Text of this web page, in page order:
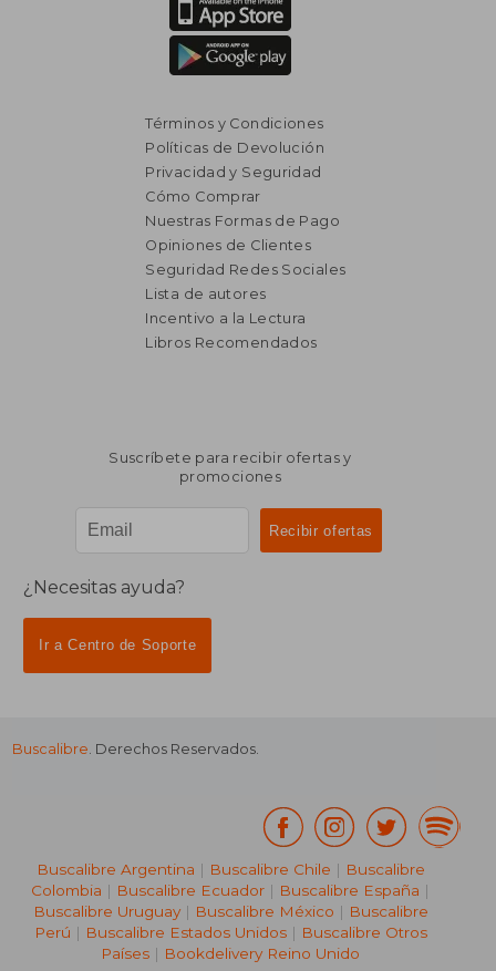
Términos y Condiciones
Políticas de Devolución
Privacidad y Seguridad
Cómo Comprar
Nuestras Formas de Pago
Opiniones de Clientes
Seguridad Redes Sociales
Lista de autores
Incentivo a la Lectura
Libros Recomendados
Suscríbete para recibir ofertas y
promociones
¿Necesitas ayuda?
Ir a Centro de Soporte
Buscalibre . Derechos Reservados.
Buscalibre Argentina | Buscalibre Chile | Buscalibre
Colombia | Buscalibre Ecuador | Buscalibre España |
Buscalibre Uruguay| Buscalibre México | Buscalibre
Perú | Buscalibre Estados Unidos| Buscalibre Otros
Países | Bookdelivery Reino Unido